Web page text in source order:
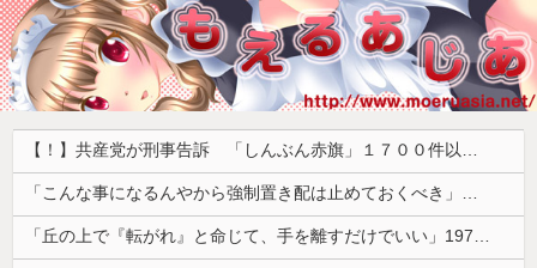
【！】共産党が刑事告訴 「しんぶん赤旗」１７００件以上の虚偽購読申し込み 「厳重な処罰を求める」
「こんな事になるんやから強制置き配は止めておくべき」とユーザーがドン引き、UberEatsが導入した強制置き配が起こしたのは……
「丘の上で『転がれ』と命じて、手を離すだけでいい」1975年、ただの石を箱に入れて売った男の話